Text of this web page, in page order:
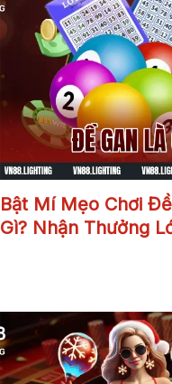
Đề gan là gì
Bật Mí Mẹo Chơi
Gì? Nhận Thưởng